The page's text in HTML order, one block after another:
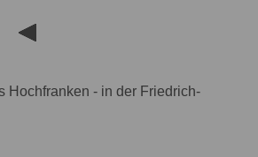
Hochfranken - in der Friedrich-